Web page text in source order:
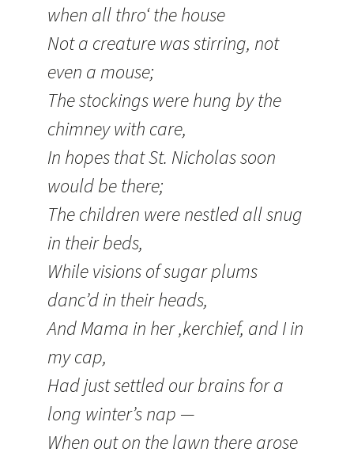
when all thro‘ the house
Not a creature was stirring, not
even a mouse;
The stockings were hung by the
chimney with care,
In hopes that St. Nicholas soon
would be there;
The children were nestled all snug
in their beds,
While visions of sugar plums
danc’d in their heads,
And Mama in her ‚kerchief, and I in
my cap,
Had just settled our brains for a
long winter’s nap —
When out on the lawn there arose